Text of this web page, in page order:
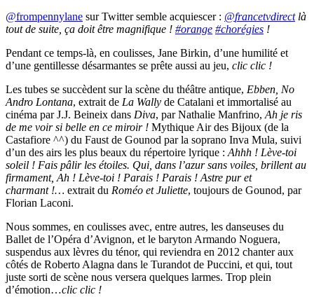
@frompennylane sur Twitter semble acquiescer : @francetvdirectlà
tout de suite, ça doit être magnifique ! #orange #chorégies !
Pendant ce temps-là, en coulisses, Jane Birkin, d’une humilité et
d’une gentillesse désarmantes se prête aussi au jeu, clic clic !
Les tubes se succèdent sur la scène du théâtre antique, Ebben, No
Andro Lontana, extrait de La Wally de Catalani et immortalisé au
cinéma par J.J. Beineix dans Diva, par Nathalie Manfrino, Ah je ris
de me voir si belle en ce miroir ! Mythique Air des Bijoux (de la
Castafiore ^^) du Faust de Gounod par la soprano Inva Mula, suivi
d’un des airs les plus beaux du répertoire lyrique : Ahhh ! Lève-toi
soleil ! Fais pâlir les étoiles. Qui, dans l’azur sans voiles, brillent au
firmament, Ah ! Lève-toi ! Parais ! Parais ! Astre pur et
charmant !… extrait du Roméo et Juliette, toujours de Gounod, par
Florian Laconi.
Nous sommes, en coulisses avec, entre autres, les danseuses du
Ballet de l’Opéra d’Avignon, et le baryton Armando Noguera,
suspendus aux lèvres du ténor, qui reviendra en 2012 chanter aux
côtés de Roberto Alagna dans le Turandot de Puccini, et qui, tout
juste sorti de scène nous versera quelques larmes. Trop plein
d’émotion…clic clic !